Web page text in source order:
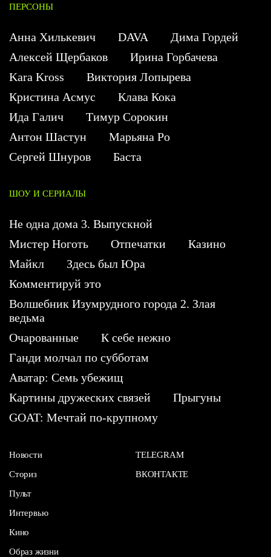
ПЕРСОНЫ
Анна Хилькевич DAVA
Дима Гордей
Алексей Щербаков
Ирина Горбачева
Kara Kross
Виктория Лопырева
Кристина Асмус
Клава Кока
Ида Галич
Тимур Сорокин
Антон Шастун
Марьяна Ро
Сергей Шнуров
Баста
ШОУ И СЕРИАЛЫ
Не одна дома 3. Выпускной
Мистер Ноготь
Отпечатки
Казино
Майкл
Здесь был Юра
Комментируй это
Волшебник Изумрудного города 2. Злая
ведьма
Очарованные
К себе нежно
Ганди молчал по субботам
Аватар: Семь убежищ
Картины дружеских связей
Прыгуны
GOAT: Мечтай по-крупному
Новости
Сториз
Пульт
Интервью
Кино
Образ жизни
TELEGRAM
ВКОНТАКТЕ